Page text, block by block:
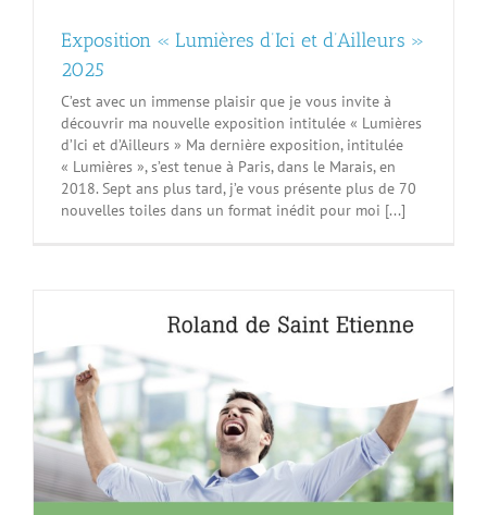
Exposition « Lumières d’Ici et d’Ailleurs »
2025
C’est avec un immense plaisir que je vous invite à
découvrir ma nouvelle exposition intitulée « Lumières
d’Ici et d’Ailleurs » Ma dernière exposition, intitulée
« Lumières », s’est tenue à Paris, dans le Marais, en
2018. Sept ans plus tard, j’e vous présente plus de 70
nouvelles toiles dans un format inédit pour moi [...]